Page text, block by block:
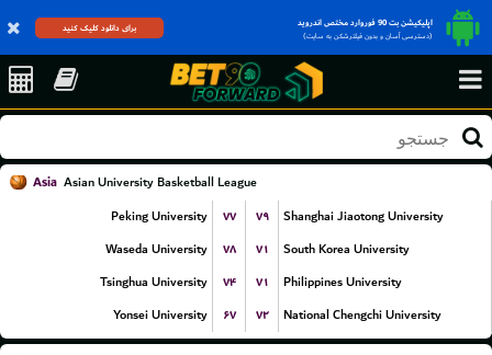
اپلیکیشن بت 90 فوروارد مختص اندروید
(دسترسی آسان و بدون فیلترشکن به سایت)
برای دانلود کلیک کنید
Asia Asian University Basketball League
Peking University
۷۷ ۷۹
Shanghai Jiaotong University
Waseda University
۷۸ ۷۱
South Korea University
Tsinghua University
۷۴ ۷۱
Philippines University
Yonsei University
۶۷ ۷۲ National Chengchi University